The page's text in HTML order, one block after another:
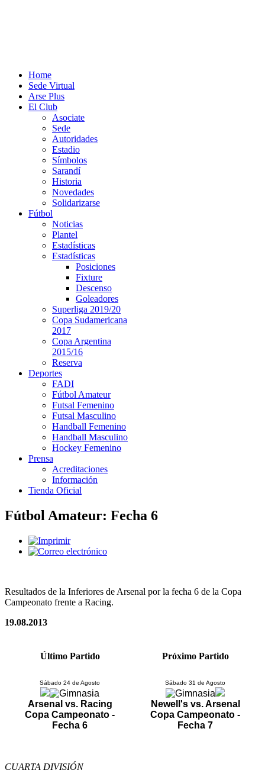
Home
Sede Virtual
Arse Plus
El Club
Asociate
Sede
Autoridades
Estadio
Símbolos
Sarandí
Historia
Novedades
Solidarizarse
Fútbol
Noticias
Plantel
Estadísticas
Estadísticas
Posiciones
Fixture
Descenso
Goleadores
Superliga 2019/20
Copa Sudamericana
2017
Copa Argentina
2015/16
Reserva
Deportes
FADI
Fútbol Amateur
Futsal Femenino
Futsal Masculino
Handball Femenino
Handball Masculino
Hockey Femenino
Prensa
Acreditaciones
Información
Tienda Oficial
Fútbol Amateur: Fecha 6
Resultados de la Inferiores de Arsenal por la fecha 6 de la Copa
Campeonato frente a Racing.
19.08.2013
Último Partido Próximo Partido
Sábado 24 de Agosto
Arsenal vs. Racing
Copa Campeonato -
Fecha 6
Sábado 31 de Agosto
Newell's vs. Arsenal
Copa Campeonato -
Fecha 7
CUARTA DIVISIÓN